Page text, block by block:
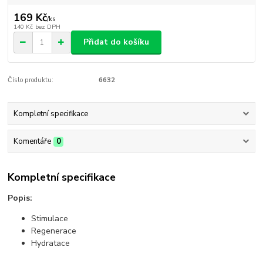
169 Kč/ks
140 Kč bez DPH
Přidat do košíku
Číslo produktu: 6632
Kompletní specifikace
Komentáře 0
Kompletní specifikace
Popis:
Stimulace
Regenerace
Hydratace